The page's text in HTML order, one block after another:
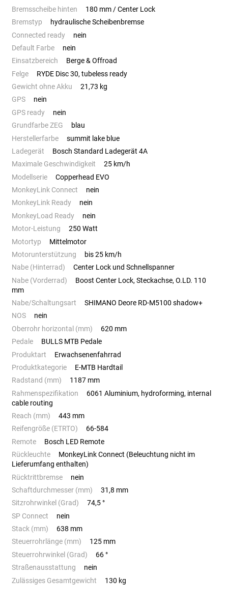
Bremsscheibe hinten
180 mm / Center Lock
Bremstyp
hydraulische Scheibenbremse
Connected ready
nein
Default Farbe
nein
Einsatzbereich
Berge & Offroad
Felge
RYDE Disc 30, tubeless ready
Gewicht ohne Akku
21,73 kg
GPS
nein
GPS ready
nein
Grundfarbe ZEG
blau
Herstellerfarbe
summit lake blue
Ladegerät
Bosch Standard Ladegerät 4A
Maximale Geschwindigkeit
25 km/h
Modellserie
Copperhead EVO
MonkeyLink Connect
nein
MonkeyLink Ready
nein
MonkeyLoad Ready
nein
Motor-Leistung
250 Watt
Motortyp
Mittelmotor
Motorunterstützung
bis 25 km/h
Nabe (Hinterrad)
Center Lock und Schnellspanner
Nabe (Vorderrad)
Boost Center Lock, Steckachse, O.LD. 110
mm
Nabe/Schaltungsart
SHIMANO Deore RD-M5100 shadow+
NOS
nein
Oberrohr horizontal (mm)
620 mm
Pedale
BULLS MTB Pedale
Produktart
Erwachsenenfahrrad
Produktkategorie
E-MTB Hardtail
Radstand (mm)
1187 mm
Rahmenspezifikation
6061 Aluminium, hydroforming, internal
cable routing
Reach (mm)
443 mm
Reifengröße (ETRTO)
66-584
Remote
Bosch LED Remote
Rückleuchte
MonkeyLink Connect (Beleuchtung nicht im
Lieferumfang enthalten)
Rücktrittbremse
nein
Schaftdurchmesser (mm)
31,8 mm
Sitzrohrwinkel (Grad)
74,5 °
SP Connect
nein
Stack (mm)
638 mm
Steuerrohrlänge (mm)
125 mm
Steuerrohrwinkel (Grad)
66 °
Straßenausstattung
nein
Zulässiges Gesamtgewicht
130 kg